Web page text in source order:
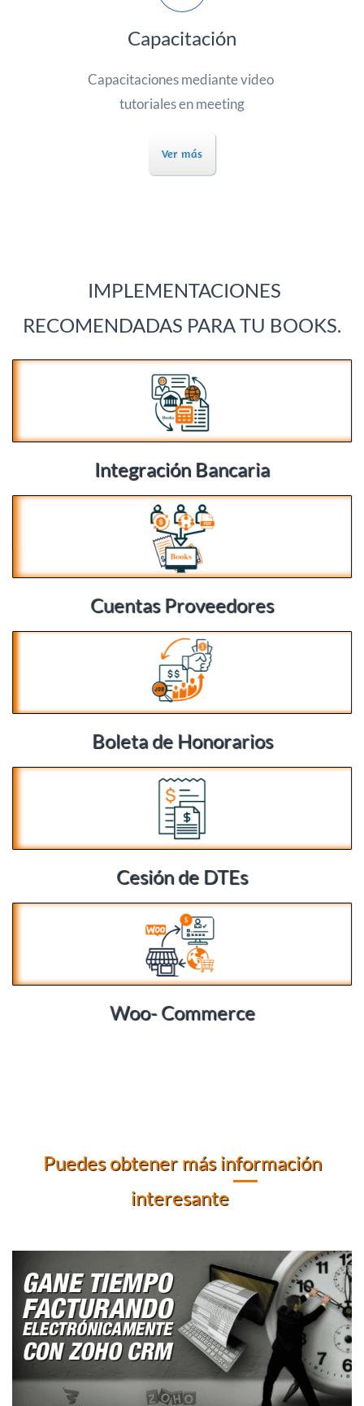
Capacitación
Capacitacionesmediante video
tutoriales en meeting
Ver más
IMPLEMENTACIONES
RECOMENDADAS PARA TU BOOKS.
Integración Bancaria
Cuentas Proveedores
Boleta de Honorarios
Cesión de DTEs
Woo- Commerce
Puedes obtener más información
interesante